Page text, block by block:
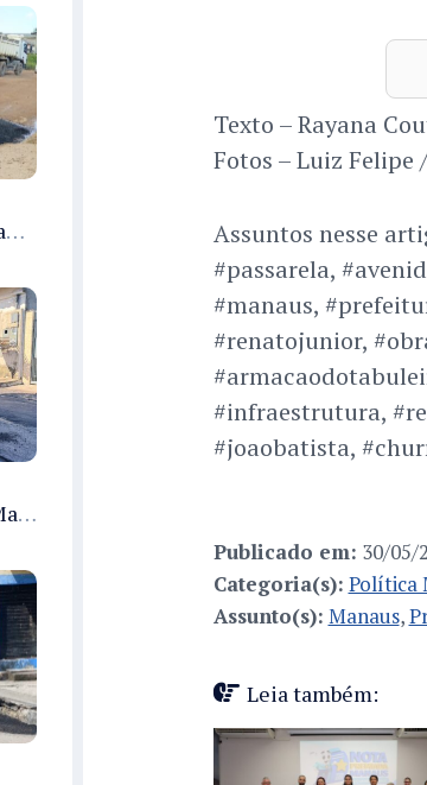
Manutenção asfáltica em Manaus recupera rua Praia do Arpoador e melhora trafegabilidade no Tarumã
Operação Tapa-Buracos de Manaus recupera vias no bairro Flores e melhora a mobilidade urbana local
Texto – Rayana
Fotos – Luiz Felipe
Assuntos nesse
#passarela,
#manaus,
#renatojunior,
#infraestrutura,
#joaobatista,
Publicado em: 30/05/
Categoria(s): Política
Assunto(s): Manaus,
Leia também: